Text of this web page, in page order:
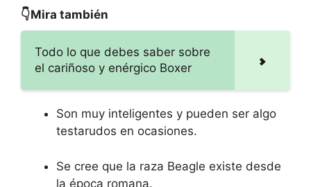
👇Mira también
Todo lo que debes saber sobre
el cariñoso y enérgico Boxer
Son muy inteligentes y pueden ser algo
testarudos en ocasiones.
Se cree que la raza Beagle existe desde
la época romana.